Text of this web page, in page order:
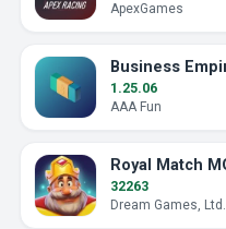
ApexGames
1.25.06
AAA Fun
32263
Dream Games, Ltd.